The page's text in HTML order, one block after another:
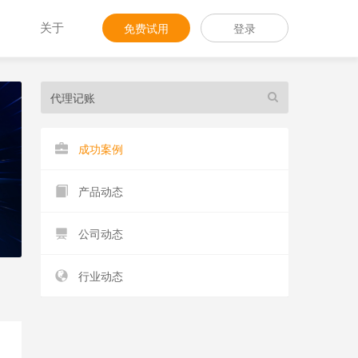
免费试用 登录
关于
成功案例
产品动态
公司动态
行业动态